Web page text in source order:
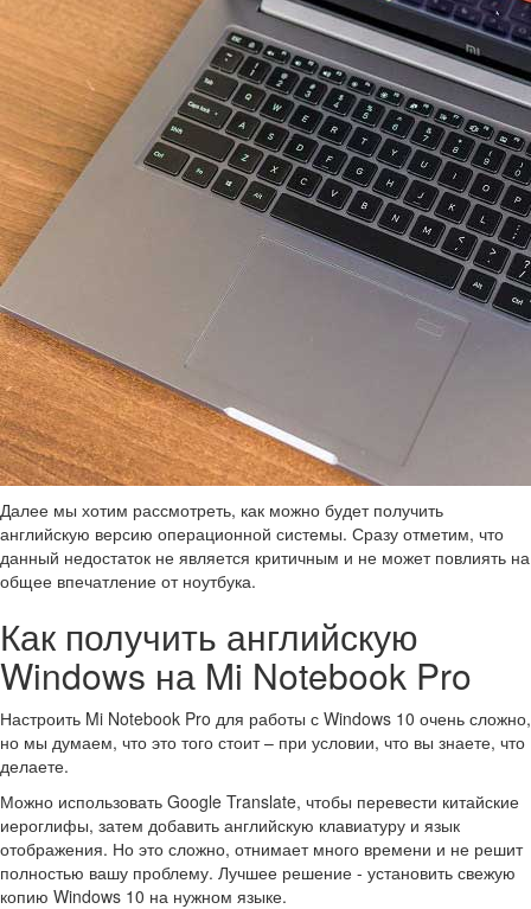
Далее мы хотим рассмотреть, как можно будет получить
английскую версию операционной системы. Сразу отметим, что
данный недостаток не является критичным и не может повлиять на
общее впечатление от ноутбука.
Как получить английскую
Windows на Mi Notebook Pro
Настроить Mi Notebook Pro для работы с Windows 10 очень сложно,
но мы думаем, что это того стоит – при условии, что вы знаете, что
делаете.
Можно использовать Google Translate, чтобы перевести китайские
иероглифы, затем добавить английскую клавиатуру и язык
отображения. Но это сложно, отнимает много времени и не решит
полностью вашу проблему. Лучшее решение - установить свежую
копию Windows 10 на нужном языке.